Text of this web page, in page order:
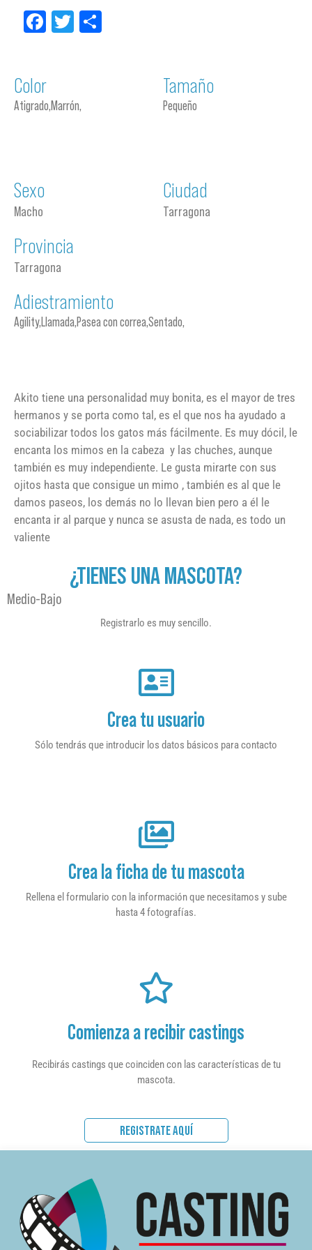
Facebook
Twitter
Color
Atigrado,Marrón,
Tamaño
Pequeño
Sexo
Macho
Ciudad
Tarragona
Provincia
Tarragona
Adiestramiento
Agility,Llamada,Pasea con correa,Sentado,
Akito tiene una personalidad muy bonita, es el mayor de tres
hermanos y se porta como tal, es el que nos ha ayudado a
sociabilizar todos los gatos más fácilmente. Es muy dócil, le
encanta los mimos en la cabeza y las chuches, aunque
también es muy independiente. Le gusta mirarte con sus
ojitos hasta que consigue un mimo , también es al que le
damos paseos, los demás no lo llevan bien pero a él le
encanta ir al parque y nunca se asusta de nada, es todo un
valiente
¿TIENES UNA MASCOTA?
Medio-Bajo
Registrarlo es muy sencillo.
Crea tu usuario
Sólo tendrás que introducir los datos básicos para contacto
Crea la ficha de tu mascota
Rellena el formulario con la información que necesitamos y sube
hasta 4 fotografías.
Comienza a recibir castings
Recibirás castings que coinciden con las características de tu
mascota.
REGISTRATE AQUÍ